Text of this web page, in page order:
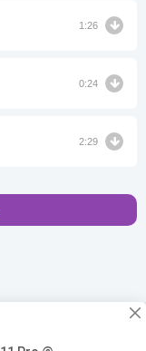
1:26
0:24
2:29